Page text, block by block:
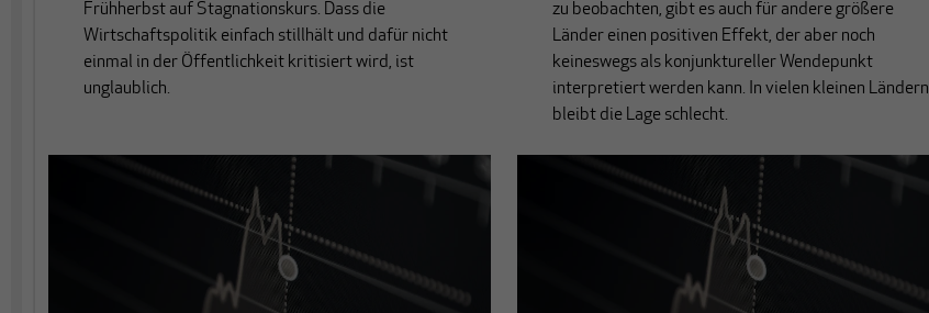
Frühherbst auf Stagnationskurs. Dass die
Wirtschaftspolitik einfach stillhält und dafür nicht
einmal in der Öffentlichkeit kritisiert wird, ist
unglaublich.
zu beobachten, gibt es auch für andere größere
Länder einen positiven Effekt, der aber noch
keineswegs als konjunktureller Wendepunkt
interpretiert werden kann. In vielen kleinen Ländern
bleibt die Lage schlecht.